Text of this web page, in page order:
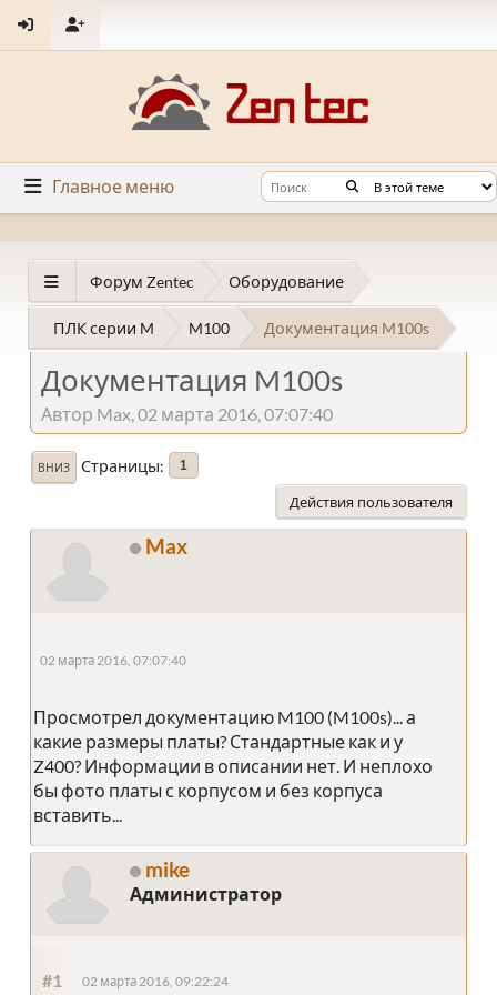
Главное меню
Форум Zentec Оборудование
ПЛК серии M M100 Документация M100s
Документация M100s
Автор Max, 02 марта 2016, 07:07:40
ВНИЗ Страницы 1
Действия пользователя
Max
02 марта 2016, 07:07:40
Просмотрел документацию M100 (M100s)... а
какие размеры платы? Стандартные как и у
Z400? Информации в описании нет. И неплохо
бы фото платы с корпусом и без корпуса
вставить...
mike
Администратор
#1 02 марта 2016, 09:22:24